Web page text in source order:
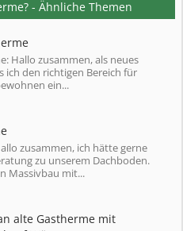
- Ähnliche Themen
Hallo zusammen, als neues
ich den richtigen Bereich für
ein...
zusammen, ich hätte gerne
zu unserem Dachboden.
Massivbau mit...
alte Gastherme mit